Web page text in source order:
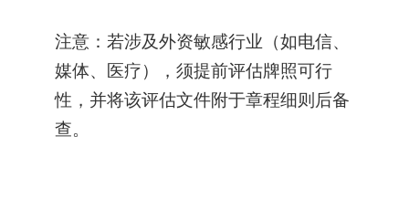
注意：若涉及外资敏感行业（如电信、
媒体、医疗），须提前评估牌照可行
性，并将该评估文件附于章程细则后备
查。